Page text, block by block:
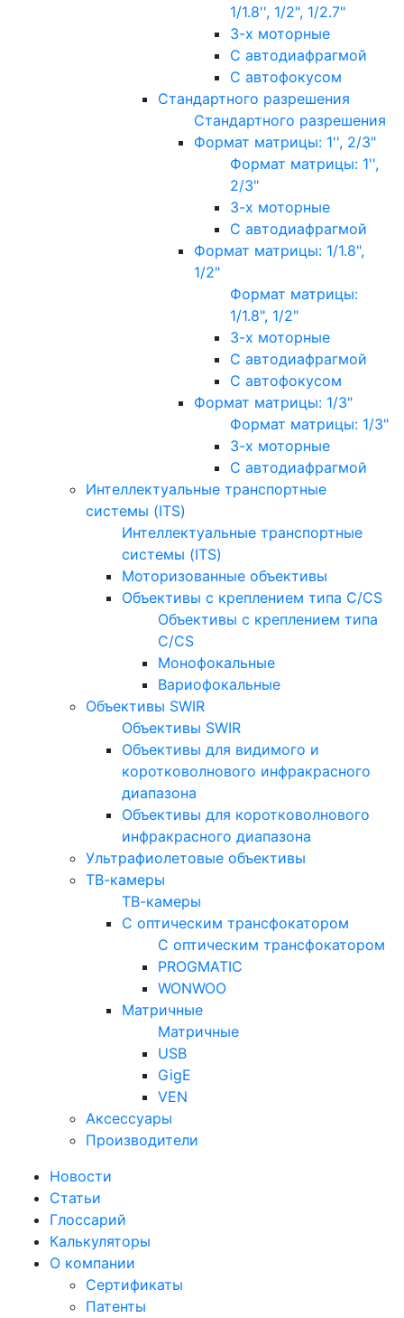
1/1.8'', 1/2", 1/2.7"
3-х моторные
С автодиафрагмой
С автофокусом
Стандартного разрешения
Стандартного разрешения
Формат матрицы: 1'', 2/3"
Формат матрицы: 1'',
2/3"
3-х моторные
С автодиафрагмой
Формат матрицы: 1/1.8",
1/2"
Формат матрицы:
1/1.8", 1/2"
3-х моторные
С автодиафрагмой
С автофокусом
Формат матрицы: 1/3"
Формат матрицы: 1/3"
3-х моторные
С автодиафрагмой
Интеллектуальные транспортные
системы (ITS)
Интеллектуальные транспортные
системы (ITS)
Моторизованные объективы
Объективы с креплением типа C/CS
Объективы с креплением типа
C/CS
Монофокальные
Вариофокальные
Объективы SWIR
Объективы SWIR
Объективы для видимого и
коротковолнового инфракрасного
диапазона
Объективы для коротковолнового
инфракрасного диапазона
Ультрафиолетовые объективы
ТВ-камеры
ТВ-камеры
С оптическим трансфокатором
С оптическим трансфокатором
PROGMATIC
WONWOO
Матричные
Матричные
USB
GigE
VEN
Аксессуары
Производители
Новости
Статьи
Глоссарий
Калькуляторы
О компании
Сертификаты
Патенты